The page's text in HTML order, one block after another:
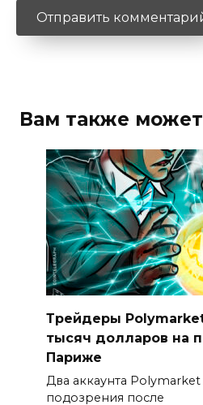
Вам также
Трейдеры
тысяч долларов на
Париже
Два аккаунта
подозрения после